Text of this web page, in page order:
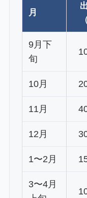
月
9月下
旬
10月
11月
12月
1〜2月
3〜4月